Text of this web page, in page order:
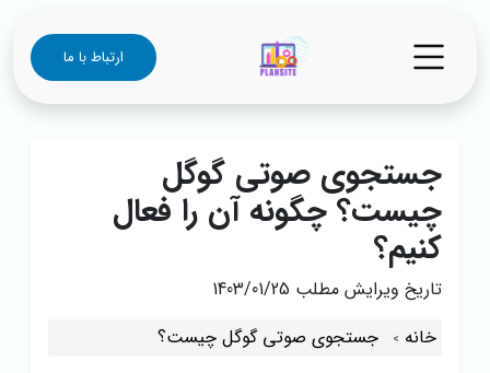
ارتباط با ما
جستجوی صوتی گوگل
چیست؟ چگونه آن را فعال
کنیم؟
تاریخ ویرایش مطلب 1403/01/25
خانه
جستجوی صوتی گوگل چیست؟